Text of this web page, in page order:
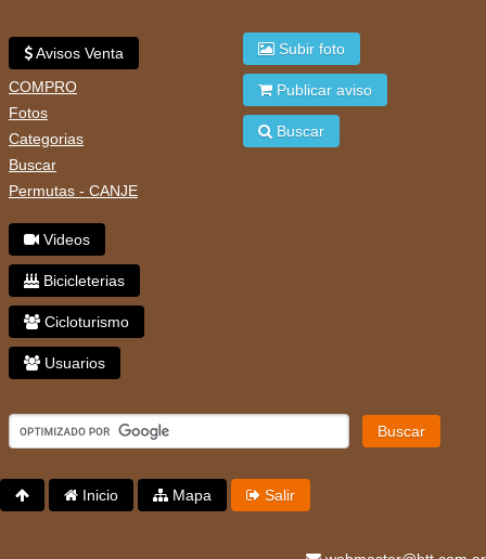
Avisos Venta
COMPRO
Fotos
Categorias
Buscar
Permutas - CANJE
Videos
Bicicleterias
Cicloturismo
Usuarios
Subir foto
Publicar aviso
Buscar
Buscar
Inicio Mapa Salir